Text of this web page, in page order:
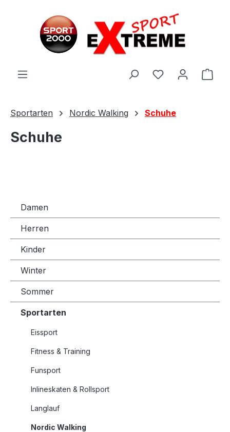
Sportarten Nordic Walking Schuhe
Schuhe
Damen
Herren
Kinder
Winter
Sommer
Sportarten
Eissport
Fitness & Training
Funsport
Inlineskaten & Rollsport
Langlauf
Nordic Walking